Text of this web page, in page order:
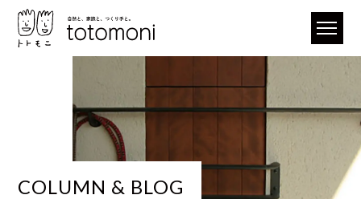
COLUMN & BLOG